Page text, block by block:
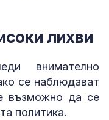
лихви
внимателно
се наблюдават
възможно да се
политика.